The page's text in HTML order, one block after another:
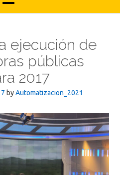
ejecución de
públicas
2017
byAutomatizacion_2021